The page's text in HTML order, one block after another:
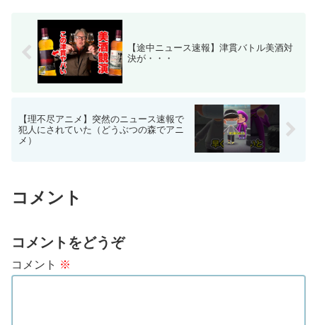
【途中ニュース速報】津貫バトル美酒対
決が・・・
【理不尽アニメ】突然のニュース速報で
犯人にされていた（どうぶつの森でアニ
メ）
コメント
コメントをどうぞ
コメント ※